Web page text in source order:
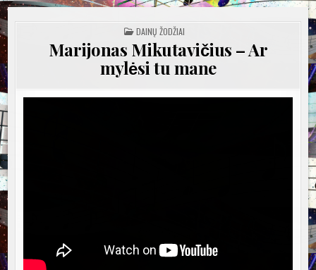
POSTED
IN
DAINŲ ŽODŽIAI
Marijonas Mikutavičius – Ar
mylėsi tu mane